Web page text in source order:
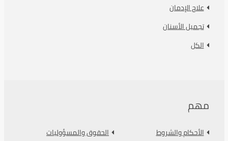
علاج الإدمان
تجميل الأسنان
الكل
مهم
الأحكام والشروط الحقوق والمسؤوليات